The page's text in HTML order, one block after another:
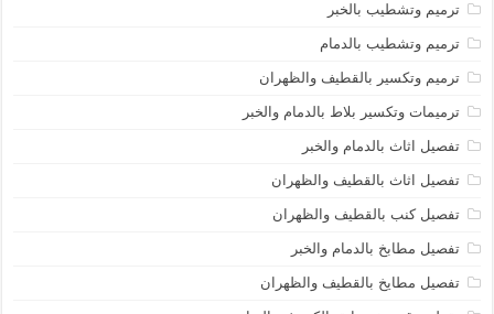
ترميم وتشطيب بالخبر
ترميم وتشطيب بالدمام
ترميم وتكسير بالقطيف والظهران
ترميمات وتكسير بلاط بالدمام والخبر
تفصيل اثاث بالدمام والخبر
تفصيل اثاث بالقطيف والظهران
تفصيل كنب بالقطيف والظهران
تفصيل مطابخ بالدمام والخبر
تفصيل مطايخ بالقطيف والظهران